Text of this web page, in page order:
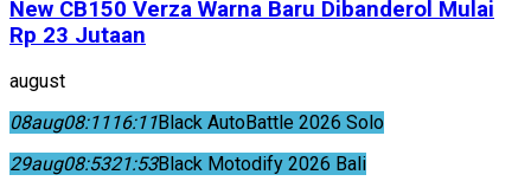
New CB150 Verza Warna Baru Dibanderol Mulai
Rp 23 Jutaan
august
08aug08:1116:11Black AutoBattle 2026 Solo
29aug08:5321:53Black Motodify 2026 Bali